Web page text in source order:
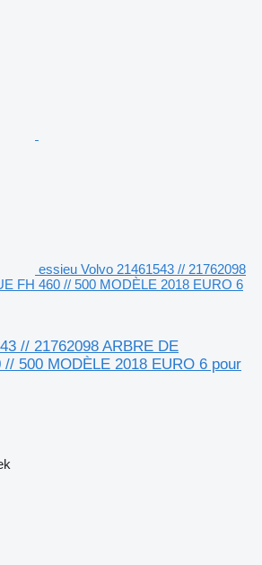
essieu Volvo 21461543 // 21762098
FH 460 // 500 MODÈLE 2018 EURO 6
// 21762098 ARBRE DE
500 MODÈLE 2018 EURO 6 pour